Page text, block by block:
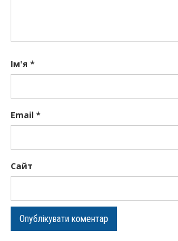
Ім'я *
Email *
Сайт